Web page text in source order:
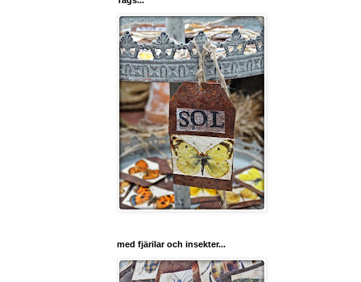
med fjärilar och insekter...